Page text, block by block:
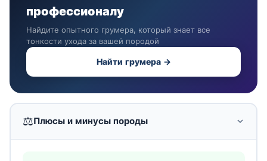
профессионалу
Найдите опытного грумера, который знает все
тонкости ухода за вашей породой
Найти грумера →
⚖️Плюсы и минусы породы